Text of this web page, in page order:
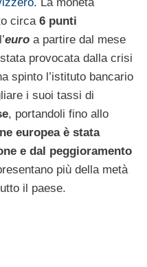
. La moneta
circa 6 punti
euro a partire dal mese
provocata dalla crisi
spinto l’istituto bancario
i suoi tassi di
, portandoli fino allo
europea è stata
e dal peggioramento
più della metà
il paese.